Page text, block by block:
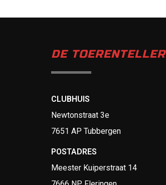
DE TOERENTELLER
CLUBHUIS
Newtonstraat 3e
7651 AP Tubbergen
POSTADRES
Meester Kuiperstraat 14